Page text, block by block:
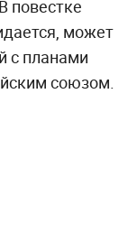
повестке
может
с планами
союзом.